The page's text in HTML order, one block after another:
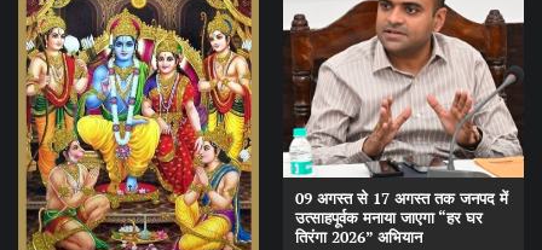
09 अगस्त से 17 अगस्त तक जनपद में
उत्साहपूर्वक मनाया जाएगा “हर घर
तिरंगा 2026” अभियान